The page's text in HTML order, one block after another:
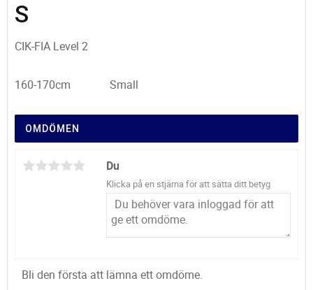
S
CIK-FIA Level 2
160-170cm Small
OMDÖMEN
Du
Klicka på en stjärna för att sätta ditt betyg
Bli den första att lämna ett omdöme.